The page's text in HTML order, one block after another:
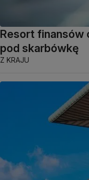
Resort finansów
pod skarbówkę
Z KRAJU